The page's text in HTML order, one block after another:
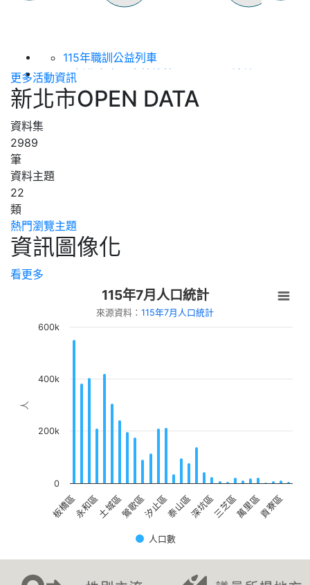
115年職訓公益列車
【新北市立圖書館總館】8/22 ~閱讀健
康，骨立全開~ 銀髮好筋骨與關節防護守護
日
【新北市立圖書館淡水分館】 115年8月表
演活動 :《 蘋果劇團【嬌滴滴與髒兮兮】》
【新北市立圖書館總館】8/15 生活心性智
識變成影響力」
【新北市立圖書館中和員山分館】「Home
Library」系列活動：童話烘焙時光
更多活動資訊
新北市OPEN DATA
資料集
2989
筆
資料主題
22
類
熱門瀏覽主題
資訊圖像化
看更多
人
115年7月人口統計
來源資料： 115年7月人口統計
人口數
板橋區永和區土城區鶯歌區汐止區泰山區深坑區三芝區萬里區貢寮區
0
200k
400k
600k